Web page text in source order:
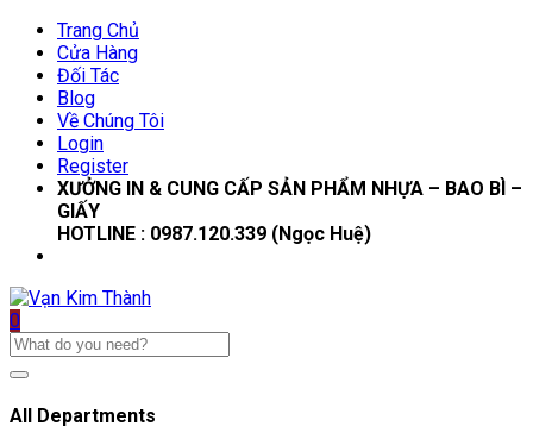
Trang Chủ
Cửa Hàng
Đối Tác
Blog
Về Chúng Tôi
Login
Register
XƯỞNG IN & CUNG CẤP SẢN PHẨM NHỰA – BAO BÌ –
GIẤY
HOTLINE : 0987.120.339 (Ngọc Huệ)
0
All Departments